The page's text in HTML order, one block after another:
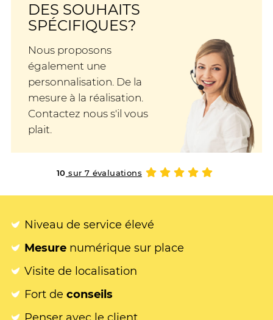
DES SOUHAITS
SPÉCIFIQUES?
Nous proposons
également une
personnalisation. De la
mesure à la réalisation.
Contactez nous s'il vous
plait.
10 sur 7 évaluations
Niveau de service élevé
Mesure numérique sur place
Visite de localisation
Fort de conseils